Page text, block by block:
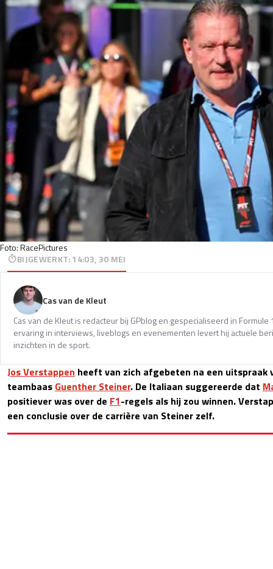
Foto: RacePictures
BIJGEWERKT:14:03, 30 MEI
Cas van de Kleut
Cas van de Kleut is redacteur bij GPblog en gespecialiseerd in
ervaring in interviews, liveblogs en evenementen levert hij actuele
inzichten in de sport.
Jos Verstappen heeft van zich afgebeten na een uitspraak
teambaas Guenther Steiner. De Italiaan suggereerde dat
positiever was over de F1-regels als hij zou winnen.
een conclusie over de carrière van Steiner zelf.